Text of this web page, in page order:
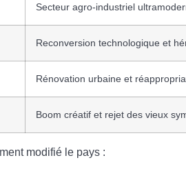
Secteur agro-industriel
Reconversion technologique et
Rénovation urbaine et
Boom créatif et rejet des vieux
modifié le pays :